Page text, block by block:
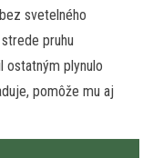
svetelného
pruhu
ostatným plynulo
pomôže mu aj